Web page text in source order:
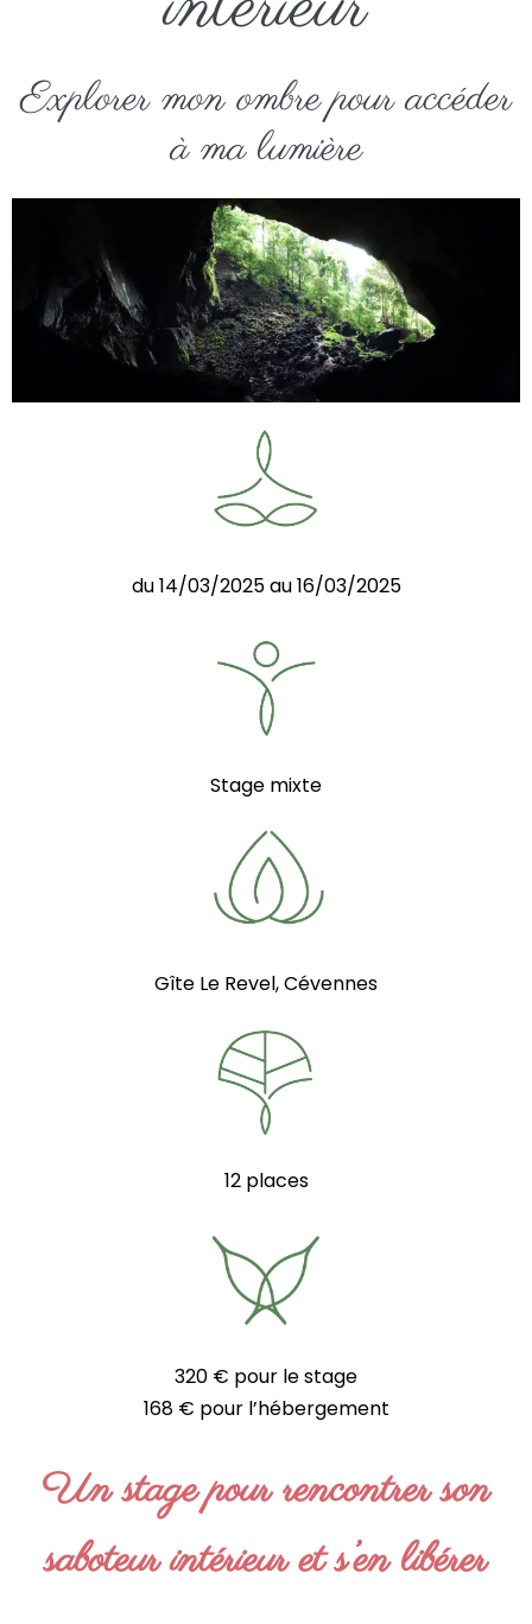
Explorer mon ombre pour accéder
à ma lumière
du 14/03/2025 au 16/03/2025
Stage mixte
Gîte Le Revel, Cévennes
12 places
320 € pour le stage
168 € pour l’hébergement
Un stage pour rencontrer son
saboteur intérieur et s’en libérer